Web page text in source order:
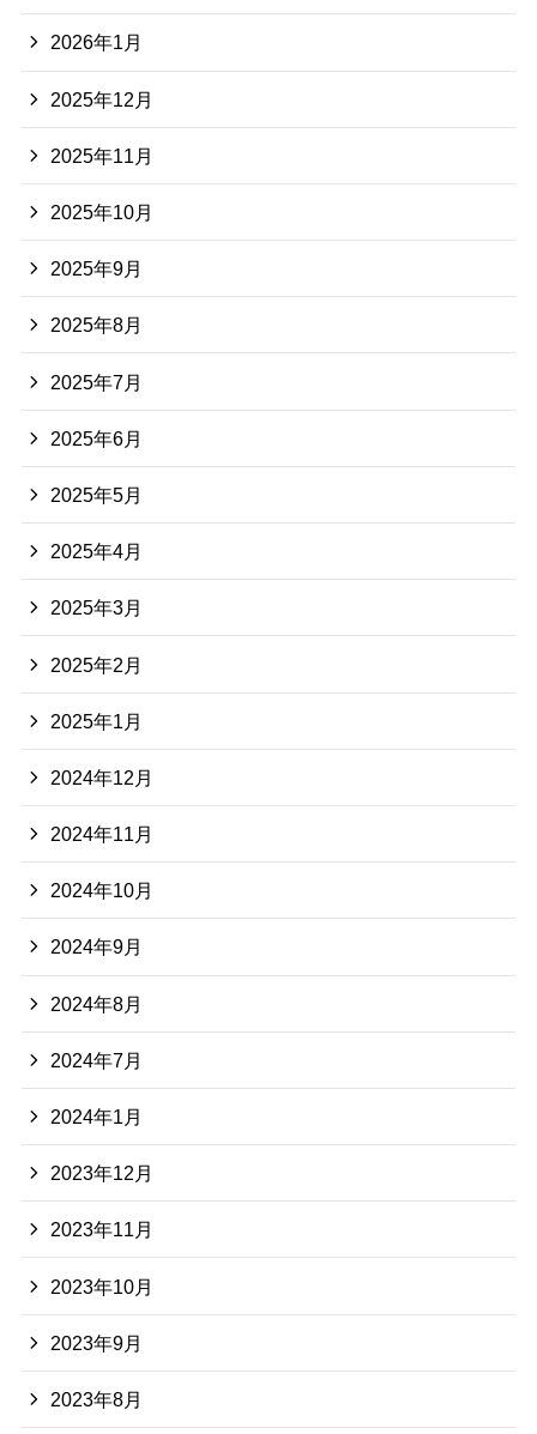
2026年1月
2025年12月
2025年11月
2025年10月
2025年9月
2025年8月
2025年7月
2025年6月
2025年5月
2025年4月
2025年3月
2025年2月
2025年1月
2024年12月
2024年11月
2024年10月
2024年9月
2024年8月
2024年7月
2024年1月
2023年12月
2023年11月
2023年10月
2023年9月
2023年8月